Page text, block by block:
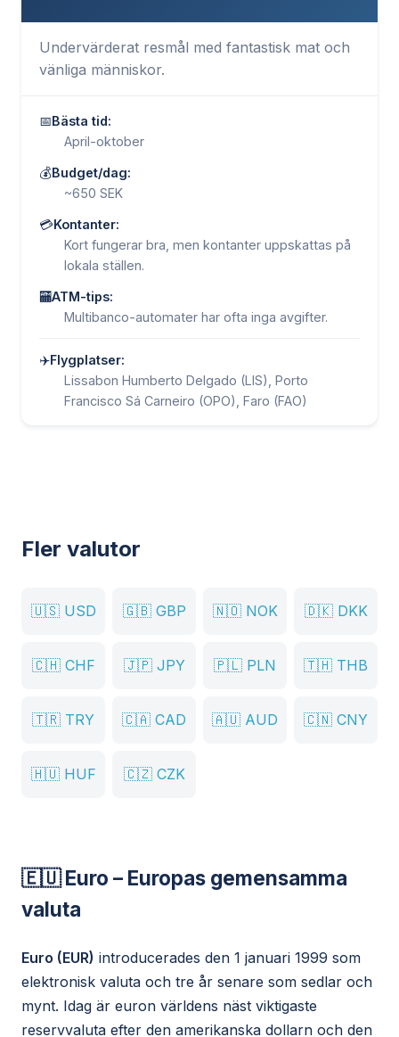
Undervärderat resmål med fantastisk mat och
vänliga människor.
📅Bästa tid:
April-oktober
💰Budget/dag:
~650 SEK
💳Kontanter:
Kort fungerar bra, men kontanter uppskattas på
lokala ställen.
🏧ATM-tips:
Multibanco-automater har ofta inga avgifter.
✈️Flygplatser:
Lissabon Humberto Delgado (LIS), Porto
Francisco Sá Carneiro (OPO), Faro (FAO)
Fler valutor
🇺🇸 USD 🇬🇧 GBP 🇳🇴 NOK 🇩🇰 DKK
🇨🇭 CHF 🇯🇵 JPY 🇵🇱 PLN 🇹🇭 THB
🇹🇷 TRY 🇨🇦 CAD 🇦🇺 AUD 🇨🇳 CNY
🇭🇺 HUF 🇨🇿 CZK
🇪🇺 Euro – Europas gemensamma
valuta
Euro (EUR) introducerades den 1 januari 1999 som
elektronisk valuta och tre år senare som sedlar och
mynt. Idag är euron världens näst viktigaste
reservvaluta efter den amerikanska dollarn och den